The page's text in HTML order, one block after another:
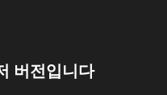
버전입니다